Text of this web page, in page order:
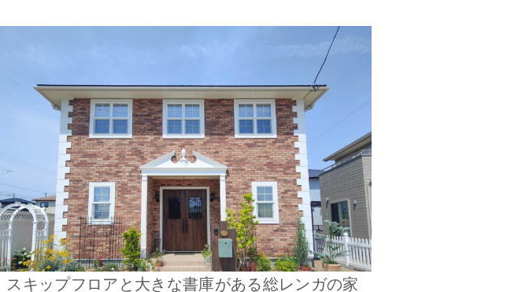
スキップフロアと大きな書庫がある総レンガの家